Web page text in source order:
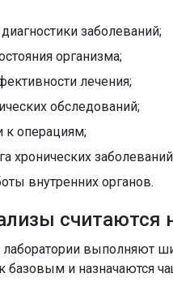
заболеваний;
организма;
лечения;
обследований;
к операциям;
хронических
внутренних органов.
считаются
выполняют
базовым и назначаются